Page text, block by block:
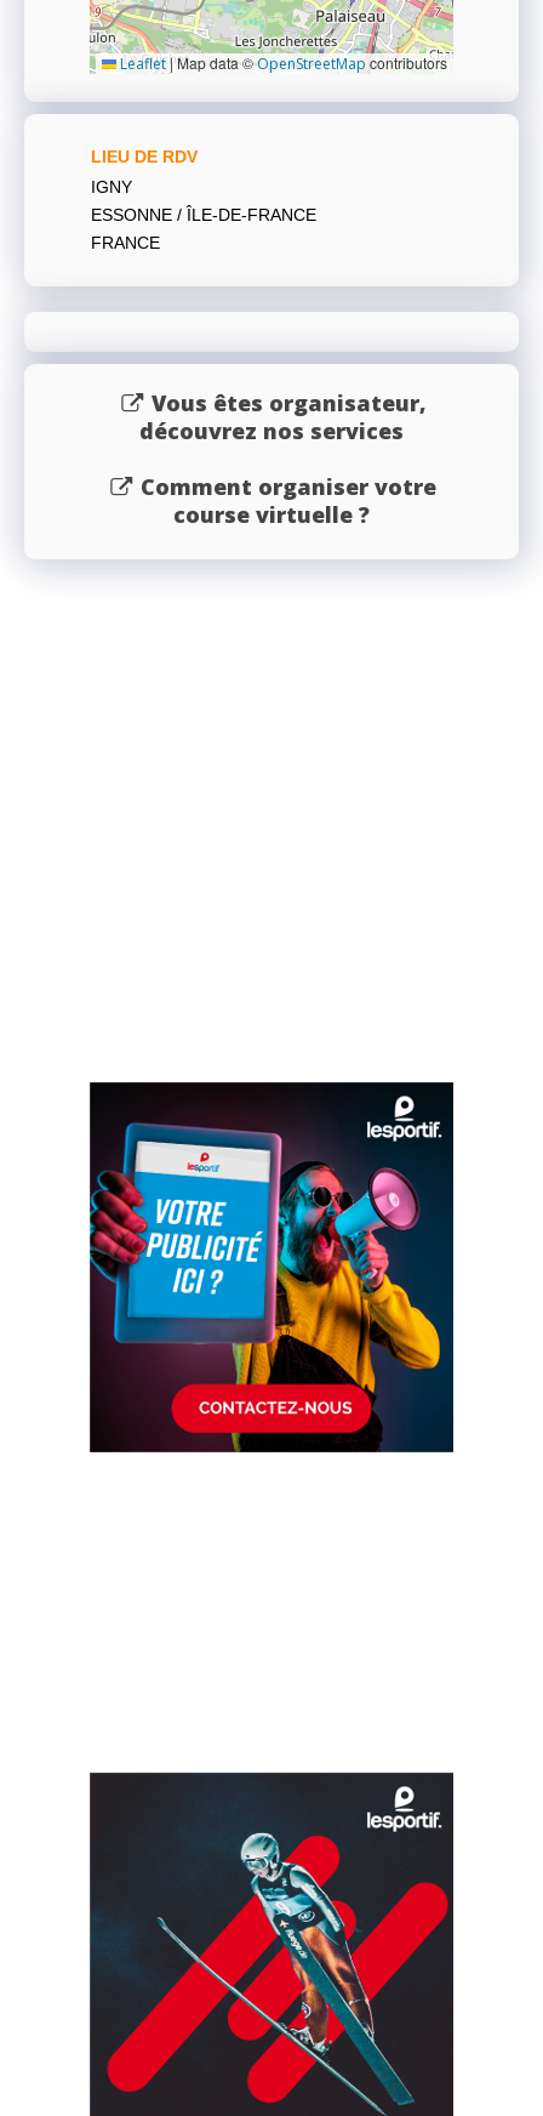
Leaflet|Map data ©OpenStreetMapcontributors
LIEU DE RDV
IGNY
ESSONNE / ÎLE-DE-FRANCE
FRANCE
Vous êtes organisateur,
découvrez nos services
Comment organiser votre
course virtuelle ?